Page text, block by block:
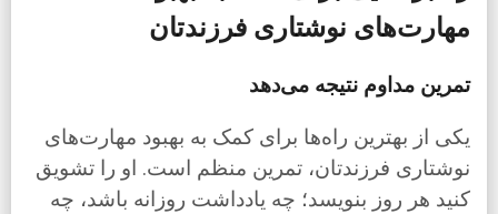
مهارت‌های نوشتاری فرزندتان
تمرین مداوم نتیجه می‌دهد
یکی از بهترین راه‌ها برای کمک به بهبود مهارت‌های
نوشتاری فرزندتان، تمرین منظم است. او را تشویق
کنید هر روز بنویسد؛ چه یادداشت روزانه باشد، چه